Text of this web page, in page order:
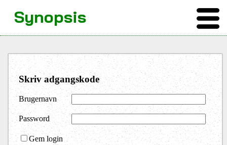
Skriv adgangskode
Brugernavn
Password
Gem login
Synopsis